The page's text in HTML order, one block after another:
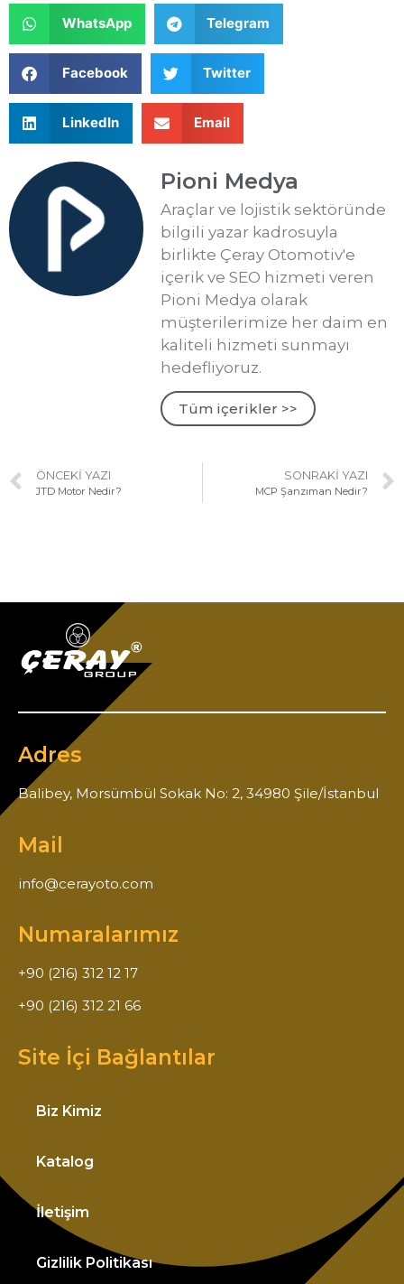
WhatsApp Telegram
Facebook Twitter
LinkedIn Email
Pioni Medya
Araçlar ve lojistik sektöründe
bilgili yazar kadrosuyla
birlikte Çeray Otomotiv'e
içerik ve SEO hizmeti veren
Pioni Medya olarak
müşterilerimize her daim en
kaliteli hizmeti sunmayı
hedefliyoruz.
Tüm içerikler >>
ÖNCEKI YAZI
JTD Motor Nedir?
SONRAKI YAZI
MCP Şanzıman Nedir?
Adres
Balibey, Morsümbül Sokak No: 2, 34980 Şile/İstanbul
Mail
info@cerayoto.com
Numaralarımız
+90 (216) 312 12 17
+90 (216) 312 21 66
Site İçi Bağlantılar
Biz Kimiz
Katalog
İletişim
Gizlilik Politikası